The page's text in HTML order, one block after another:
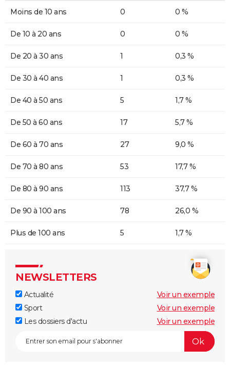
Moins de 10 ans 0 0 %
De 10 à 20 ans 0 0 %
De 20 à 30 ans 1 0,3 %
De 30 à 40 ans 1 0,3 %
De 40 à 50 ans 5 1,7 %
De 50 à 60 ans 17 5,7 %
De 60 à 70 ans 27 9,0 %
De 70 à 80 ans 53 17,7 %
De 80 à 90 ans 113 37,7 %
De 90 à 100 ans 78 26,0 %
Plus de 100 ans 5 1,7 %
NEWSLETTERS
Actualité
Voir un exemple
Sport
Voir un exemple
Les dossiers d'actu
Voir un exemple